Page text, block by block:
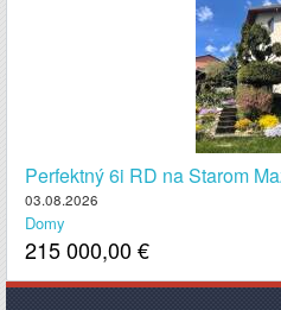
Perfektný 6i RD na Starom
03.08.2026
Domy
215 000,00€